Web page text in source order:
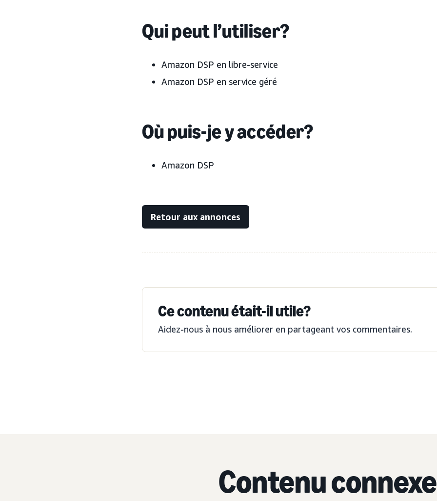
Qui peut l’utiliser?
Amazon DSP en libre-service
Amazon DSP en service géré
Où puis-je y accéder?
Amazon DSP
Retour aux annonces
Ce contenu était-il utile?
Aidez-nous à nous améliorer en partageant vos commentaires.
Contenu connexe